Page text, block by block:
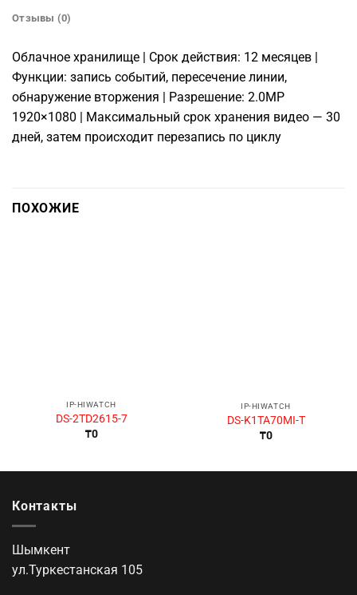
Отзывы (0)
Облачное хранилище | Срок действия: 12 месяцев |
Функции: запись событий, пересечение линии,
обнаружение вторжения | Разрешение: 2.0MP
1920×1080 | Максимальный срок хранения видео — 30
дней, затем происходит перезапись по циклу
ПОХОЖИЕ
IP-HIWATCH
DS-2TD2615-7
₸0
IP-HIWATCH
DS-K1TA70MI-T
₸0
Контакты
Шымкент
ул.Туркестанская 105